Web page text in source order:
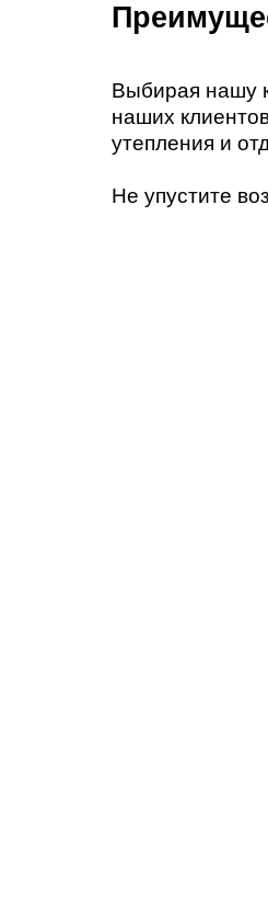
Выбирая нашу
наших
утепления и
Не упустите